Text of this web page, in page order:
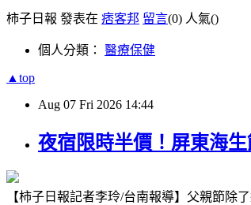
柿子日報 發表在 痞客邦 留言(0) 人氣()
個人分類： 醫療保健
▲top
Aug 07 Fri 2026 14:44
夜宿限時半價！屏東海
【柿子日報記者李玲/台南報導】父親節除